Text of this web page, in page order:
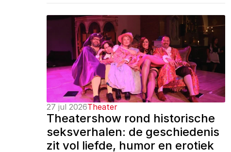
27 jul 2026Theater
Theatershow rond historische
seksverhalen: de geschiedenis
zit vol liefde, humor en erotiek